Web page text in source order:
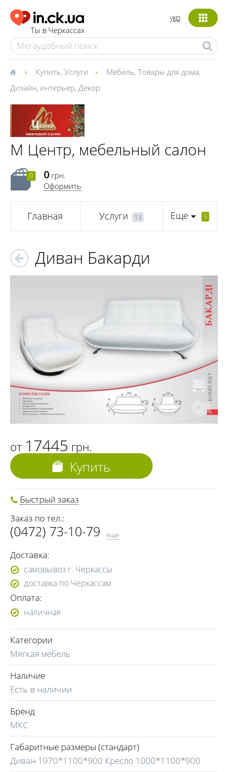
Ты в Черкассах
укр
Купить, Услуги Мебель, Товары для дома,
Дизайн, интерьер, Декор
М Центр, мебельный салон
0 0 грн.
Оформить
Главная Услуги 13 Еще 5
Диван Бакарди
от 17445 грн.
Купить
Быстрый заказ
Заказ по тел.:
(0472) 73-10-79
(0472) 73-10-83
(068) 964-08-47
(096) 244-47-64
(050) 655-11-50
(066) 455-12-77
еще
Доставка:
самовывоз г. Черкассы
доставка по Черкассам
Оплата:
наличная
Категории
Мягкая мебель
Наличие
Есть в наличии
Бренд
МКС
Габаритные размеры (стандарт)
Диван 1970*1100*900 Кресло 1000*1100*900